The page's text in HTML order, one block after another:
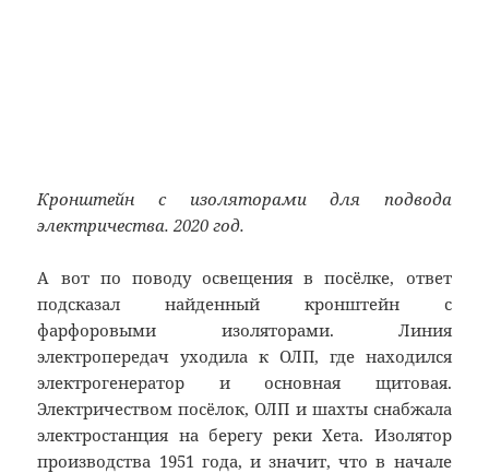
Кронштейн с изоляторами для подвода
электричества. 2020 год.
А вот по поводу освещения в посёлке, ответ
подсказал найденный кронштейн с
фарфоровыми изоляторами. Линия
электропередач уходила к ОЛП, где находился
электрогенератор и основная щитовая.
Электричеством посёлок, ОЛП и шахты снабжала
электростанция на берегу реки Хета. Изолятор
производства 1951 года, и значит, что в начале